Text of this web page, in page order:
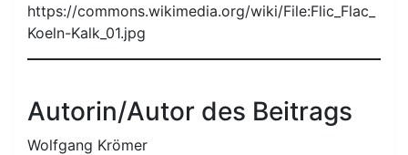
https://commons.wikimedia.org/wiki/File:Flic_Flac_
Koeln-Kalk_01.jpg
Autorin/Autor des Beitrags
Wolfgang Krömer